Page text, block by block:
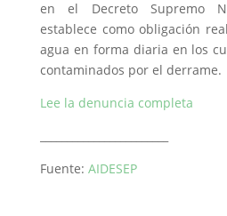
en el Decreto Supremo
establece como obligación
agua en forma diaria en los
contaminados por el derrame.
Lee la denuncia completa
Fuente: AIDESEP